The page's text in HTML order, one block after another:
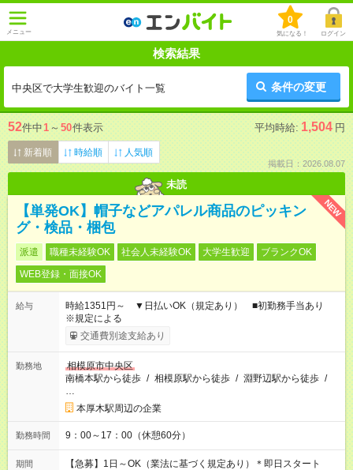
メニュー
0
気になる！ ログイン
検索結果
中央区で大学生歓迎のバイト一覧 条件の変更
52件中1 ～ 50件表示 平均時給: 1,504 円
新着順 時給順 人気順
掲載日：2026.08.07
未読
NEW
【単発OK】帽子などアパレル商品のピッキン
グ・検品・梱包
派遣 職種未経験OK 社会人未経験OK 大学生歓迎
ブランクOK
WEB登録・面接OK
給与
時給1351円～ ▼日払いOK（規定あり） ■初勤務手当あり
※規定による
交通費別途支給あり
勤務地
相模原市中央区
南橋本駅から徒歩 / 相模原駅から徒歩 / 淵野辺駅から徒歩 /
…
本厚木駅周辺の企業
勤務時間 9：00～17：00（休憩60分）
期間
【急募】1日～OK（業法に基づく規定あり）＊即日スタート